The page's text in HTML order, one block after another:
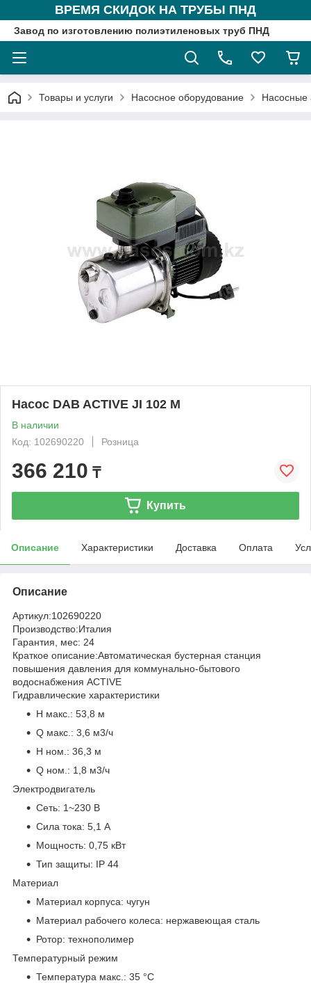
ВРЕМЯ СКИДОК НА ТРУБЫ ПНД
Завод по изготовлению полиэтиленовых труб ПНД
Товары и услуги Насосное оборудование Насосные
Насос DAB ACTIVE JI 102 M
В наличии
Код: 102690220
Розница
366 210 ₸
Купить
Описание Характеристики Доставка Оплата
Описание
Артикул:102690220
Производство:Италия
Гарантия, мес: 24
Краткое описание:Автоматическая бустерная станция
повышения давления для коммунально-бытового
водоснабжения ACTIVE
Гидравлические характеристики
H макс.: 53,8 м
Q макс.: 3,6 м3/ч
H ном.: 36,3 м
Q ном.: 1,8 м3/ч
Электродвигатель
Сеть: 1~230 В
Сила тока: 5,1 А
Мощность: 0,75 кВт
Тип защиты: IP 44
Материал
Материал корпуса: чугун
Материал рабочего колеса: нержавеющая сталь
Ротор: технополимер
Температурный режим
Температура макс.: 35 °С